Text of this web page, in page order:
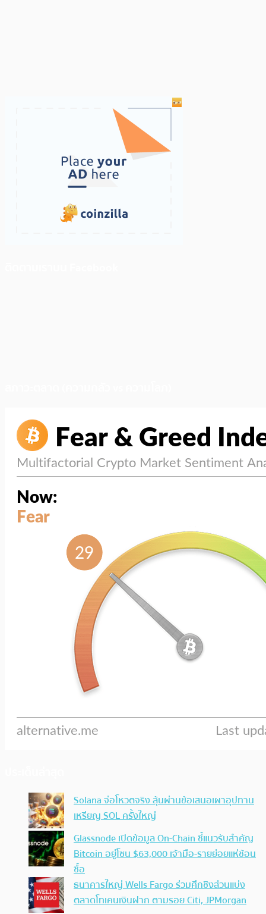
Solana จ่อโหวตจริง ลุ้นผ่านข้อเสนอเผาอุปทาน
เหรียญ SOL ครั้งใหญ่
Glassnode เปิดข้อมูล On-Chain ชี้แนวรับสำคัญ
Bitcoin อยู่โซน $63,000 เจ้ามือ-รายย่อยแห่ช้อน
ซื้อ
ธนาคารใหญ่ Wells Fargo ร่วมศึกชิงส่วนแบ่ง
ตลาดโทเคนเงินฝาก ตามรอย Citi, JPMorgan